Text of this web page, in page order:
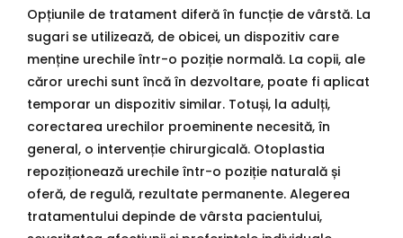
Opțiunile de tratament diferă în funcție de vârstă. La
sugari se utilizează, de obicei, un dispozitiv care
menține urechile într-o poziție normală. La copii, ale
căror urechi sunt încă în dezvoltare, poate fi aplicat
temporar un dispozitiv similar. Totuși, la adulți,
corectarea urechilor proeminente necesită, în
general, o intervenție chirurgicală. Otoplastia
repoziționează urechile într-o poziție naturală și
oferă, de regulă, rezultate permanente. Alegerea
tratamentului depinde de vârsta pacientului,